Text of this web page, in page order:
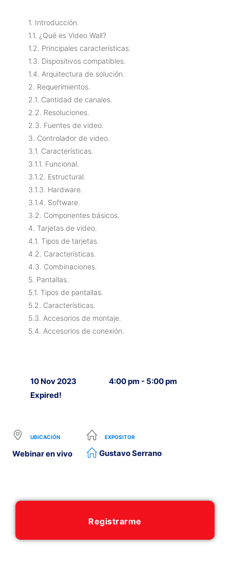
1. Introducción.
1.1. ¿Qué es Video Wall?
1.2. Principales características.
1.3. Dispositivos compatibles.
1.4. Arquitectura de solución.
2. Requerimientos.
2.1. Cantidad de canales.
2.2. Resoluciones.
2.3. Fuentes de video.
3. Controlador de video.
3.1. Características.
3.1.1. Funcional.
3.1.2. Estructural.
3.1.3. Hardware.
3.1.4. Software.
3.2. Componentes básicos.
4. Tarjetas de video.
4.1. Tipos de tarjetas.
4.2. Características.
4.3. Combinaciones.
5. Pantallas.
5.1. Tipos de pantallas.
5.2. Características.
5.3. Accesorios de montaje.
5.4. Accesorios de conexión.
10 Nov 2023
Expired!
4:00 pm - 5:00 pm
UBICACIÓN
Webinar en vivo
EXPOSITOR
Gustavo Serrano
Registrarme